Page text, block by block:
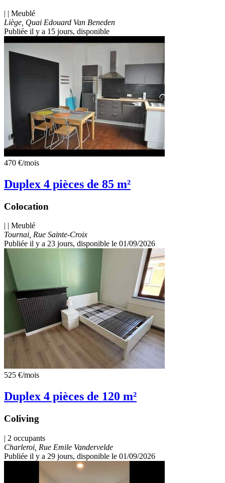
| | Meublé
Liège, Quai Edouard Van Beneden
Publiée il y a 15 jours, disponible
470 €/mois
Duplex 4 pièces de 85 m²
Colocation
| | Meublé
Tournai, Rue Sainte-Croix
Publiée il y a 23 jours, disponible le 01/09/2026
525 €/mois
Duplex 4 pièces de 120 m²
Coliving
| 2 occupants
Charleroi, Rue Emile Vandervelde
Publiée il y a 29 jours, disponible le 01/09/2026